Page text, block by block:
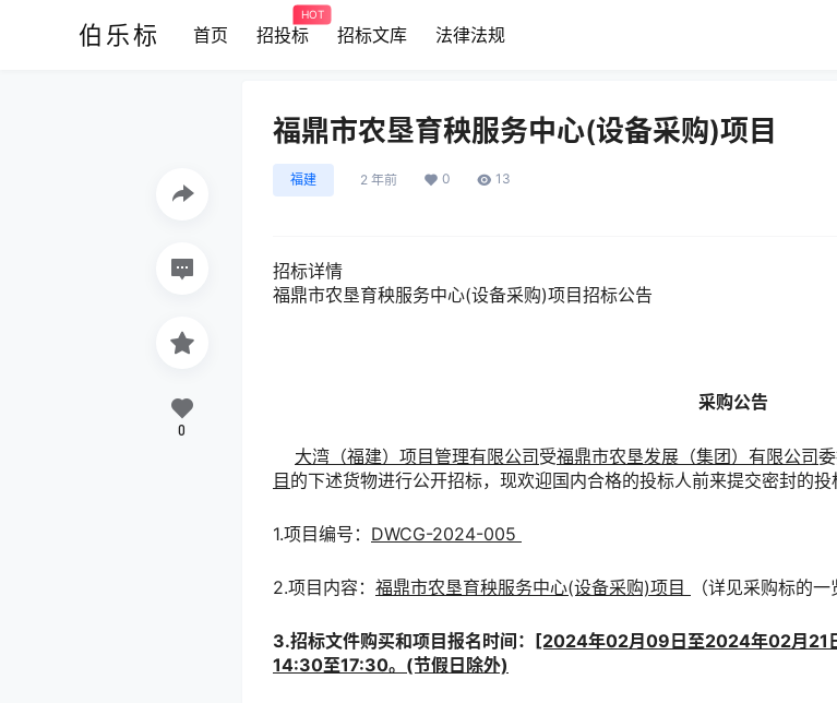
伯乐标 首页 招投标
HOT
招标文库 法律法规
福鼎市农垦育秧服务中心(设备采购)项目
福建 2 年前 0 13
招标详情
福鼎市农垦育秧服务中心(设备采购)项目招标公告
采购公告
大湾（福建）项目管理有限公司受福鼎市农垦发展（集团）有限公司
目的下述货物进行公开招标，现欢迎国内合格的投标人前来提交密封的投
1.项目编号： DWCG-2024-005
2.项目内容： 福鼎市农垦育秧服务中心(设备采购)项目 （详见采购标的一
3.招标文件购买和项目报名时间： [2024年02月 09 日至2024年02月 21
14:30至17:30。(节假日除外)
0